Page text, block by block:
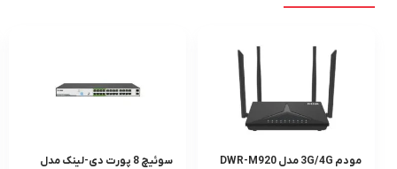
مودم 3G/4G مدل DWR-M920
سوئیچ 8 پورت دی-لینک مدل